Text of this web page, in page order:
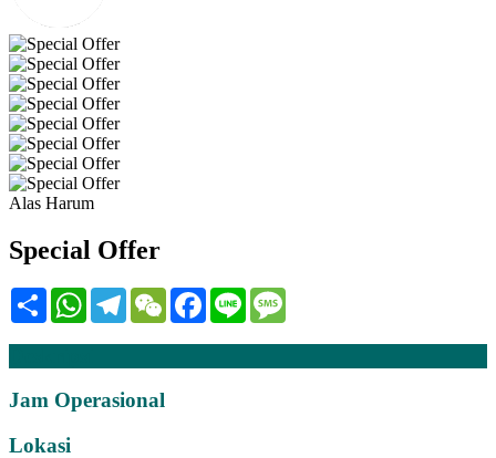
Alas Harum
Special Offer
Share WhatsAppTelegramWeChatFacebook
Line
Jam Operasional
Lokasi